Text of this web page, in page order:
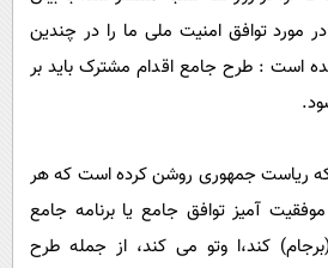
مورد توافق امنیت ملی ما را در چندین
است : طرح جامع اقدام مشترک باید بر
که ریاست جمهوری روشن کرده است که هر
آمیز توافق جامع یا برنامه جامع
کند،ا وتو می کند، از جمله طرح